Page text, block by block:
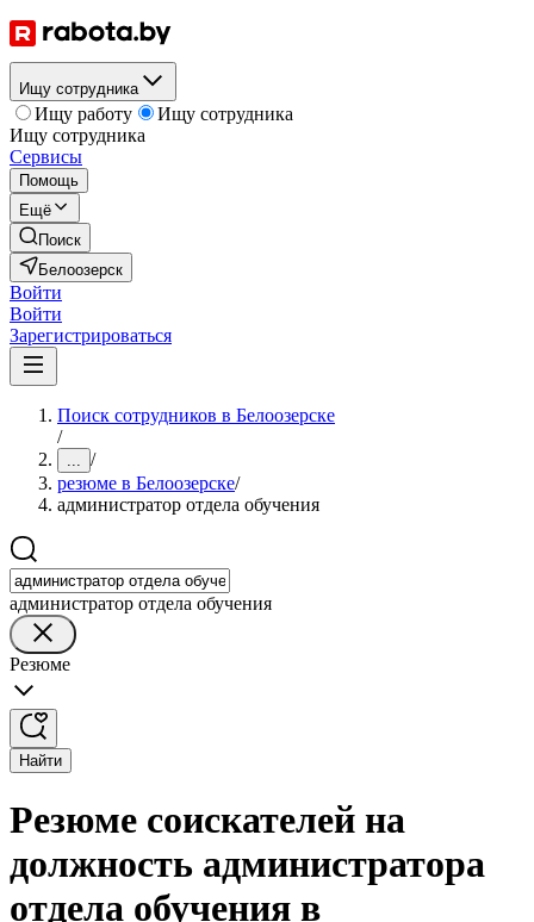
Ищу сотрудника
Ищу работу
Ищу сотрудника
Ищу сотрудника
Сервисы
Помощь
Ещё
Поиск
Белоозерск
Войти
Войти
Зарегистрироваться
Поиск сотрудников в Белоозерске
/
... /
резюме в Белоозерске/
администратор отдела обучения
администратор отдела обучения
Резюме
Найти
Резюме соискателей на
должность администратора
отдела обучения в